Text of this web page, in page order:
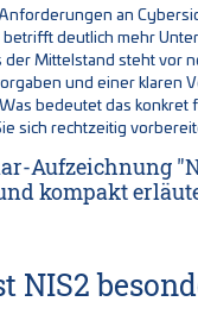
an
deutlich mehr
Mittelstand steht vor
und einer klaren
bedeutet das konkret
sich rechtzeitig
Aufzeichnung
kompakt
NIS2